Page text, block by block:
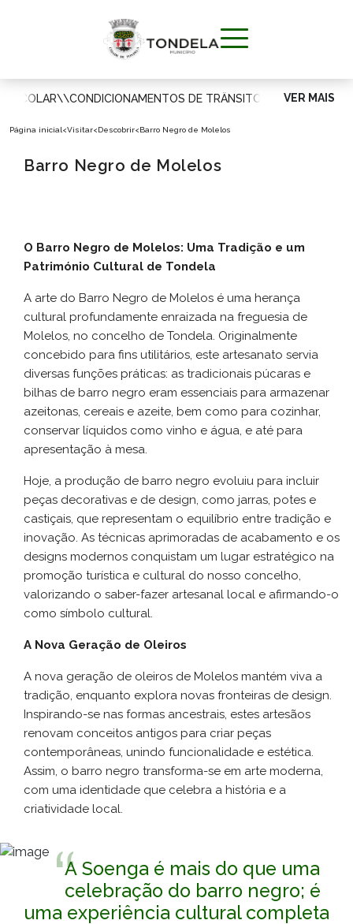
MUNICÍPIO
VIVER
VISITAR
INVESTIR
URBANISMO
SUSTENTABILIDADE
OBRAS
ESCOLAR\\CONDICIONAMENTOS DE TRÂNSITO VER MAIS
Página inicial<Visitar<Descobrir<Barro Negro de Molelos
Barro Negro de Molelos
O Barro Negro de Molelos: Uma Tradição e um
Património Cultural de Tondela
A arte do Barro Negro de Molelos é uma herança
cultural profundamente enraizada na freguesia de
Molelos, no concelho de Tondela. Originalmente
concebido para fins utilitários, este artesanato servia
diversas funções práticas: as tradicionais púcaras e
bilhas de barro negro eram essenciais para armazenar
azeitonas, cereais e azeite, bem como para cozinhar,
conservar líquidos como vinho e água, e até para
apresentação à mesa.
Hoje, a produção de barro negro evoluiu para incluir
peças decorativas e de design, como jarras, potes e
castiçais, que representam o equilíbrio entre tradição e
inovação. As técnicas aprimoradas de acabamento e os
designs modernos conquistam um lugar estratégico na
promoção turística e cultural do nosso concelho,
valorizando o saber-fazer artesanal local e afirmando-o
como símbolo cultural.
A Nova Geração de Oleiros
A nova geração de oleiros de Molelos mantém viva a
tradição, enquanto explora novas fronteiras de design.
Inspirando-se nas formas ancestrais, estes artesãos
renovam conceitos antigos para criar peças
contemporâneas, unindo funcionalidade e estética.
Assim, o barro negro transforma-se em arte moderna,
com uma identidade que celebra a história e a
criatividade local.
A Soenga é mais do que uma
celebração do barro negro; é
uma experiência cultural completa